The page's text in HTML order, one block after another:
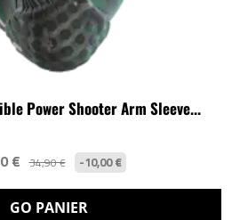
Power Shooter Arm Sleeve...
€ 34,90 € -10,00 €
GO PANIER